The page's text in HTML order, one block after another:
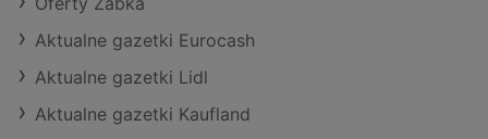
Aktualne gazetki Eurocash
Aktualne gazetki Lidl
Aktualne gazetki Kaufland